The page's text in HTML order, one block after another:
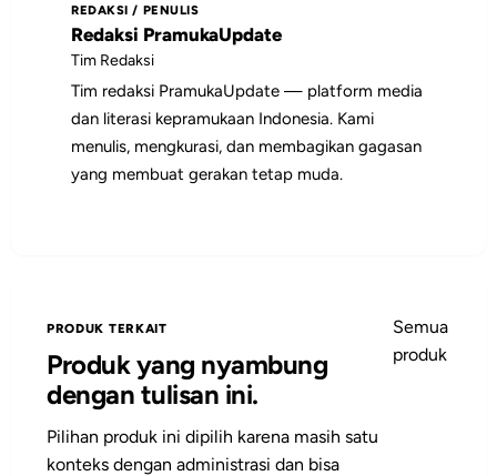
catatan pembinaan, atau rujukan saat
menyiapkan kegiatan.
REDAKSI / PENULIS
Redaksi PramukaUpdate
Tim Redaksi
Tim redaksi PramukaUpdate — platform media
dan literasi kepramukaan Indonesia. Kami
menulis, mengkurasi, dan membagikan gagasan
yang membuat gerakan tetap muda.
PRODUK TERKAIT
Produk yang nyambung
dengan tulisan ini.
Pilihan produk ini dipilih karena masih satu
konteks dengan administrasi dan bisa
Semua
produk